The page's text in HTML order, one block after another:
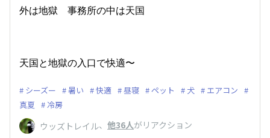
外は地獄 事務所の中は天国
天国と地獄の入口で快適〜
シーズー 暑い 快適 昼寝 ペット 犬
エアコン
真夏
冷房
ウッズトレイル、 他36人がリアクション